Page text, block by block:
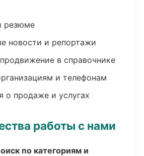
резюме
новости и репортажи
в справочнике
и телефонам
о продаже и услугах
работы с нами
по категориям и